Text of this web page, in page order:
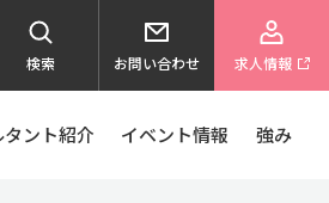
検索 お問い合わせ 求人情報
ント紹介 イベント情報 強み